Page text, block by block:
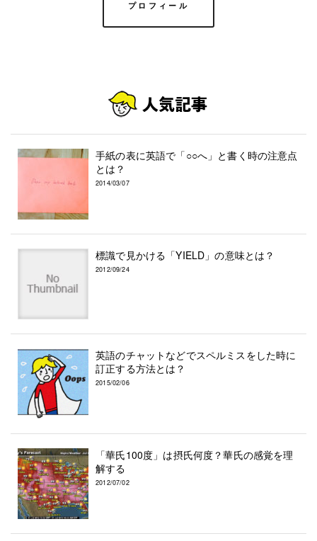
プロフィール
手紙の表に英語で「○○へ」と書く時の注意点
とは？
2014/03/07
標識で見かける「YIELD」の意味とは？
2012/09/24
英語のチャットなどでスペルミスをした時に
訂正する方法とは？
2015/02/06
「華氏100度」は摂氏何度？華氏の感覚を理
解する
2012/07/02